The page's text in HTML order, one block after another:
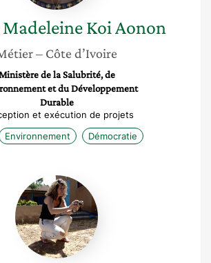
Koi Aonon
– Côte d’Ivoire
de la Salubrité, de
et du Développement
Durable
et exécution de projets
Environnement Démocratie
Meredyth
Ailloud